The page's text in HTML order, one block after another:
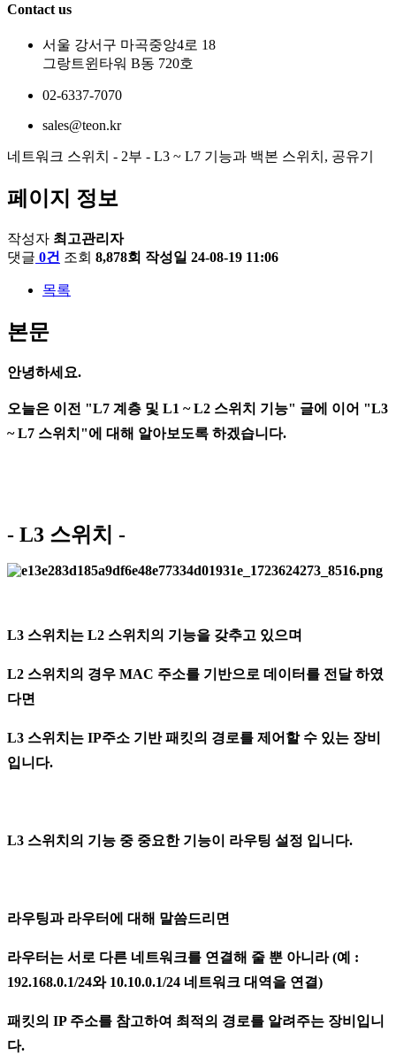
Contact us
서울 강서구 마곡중앙4로 18
그랑트윈타워 B동 720호
02-6337-7070
sales@teon.kr
네트워크 스위치 - 2부 - L3 ~ L7 기능과 백본 스위치, 공유기
페이지 정보
작성자 최고관리자
댓글 0건 조회 8,878회 작성일 24-08-19 11:06
목록
본문
안녕하세요.
오늘은 이전 "L7 계층 및 L1 ~ L2 스위치 기능" 글에 이어 "L3
~ L7 스위치"에 대해 알아보도록 하겠습니다.
- L3 스위치 -
L3 스위치는 L2 스위치의 기능을 갖추고 있으며
L2 스위치의 경우 MAC 주소를 기반으로 데이터를 전달 하였
다면
L3 스위치는 IP주소 기반 패킷의 경로를 제어할 수 있는 장비
입니다.
L3 스위치의 기능 중 중요한 기능이 라우팅 설정 입니다.
라우팅과 라우터에 대해 말씀드리면
라우터는 서로 다른 네트워크를 연결해 줄 뿐 아니라(예 :
192.168.0.1/24와 10.10.0.1/24 네트워크 대역을 연결)
패킷의 IP 주소를 참고하여 최적의 경로를 알려주는 장비입니
다.